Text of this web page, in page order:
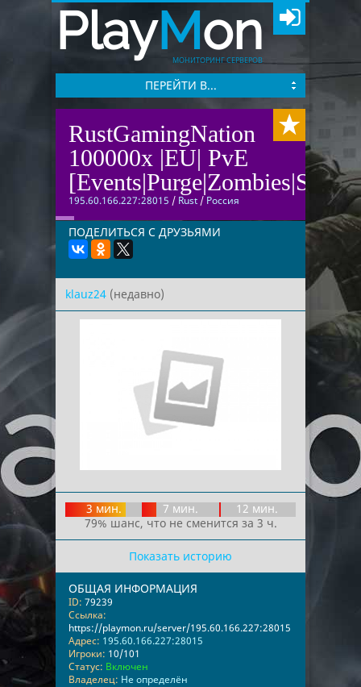
PlayMon
МОНИТОРИНГ СЕРВЕРОВ
ПЕРЕЙТИ В...
RustGamingNation
100000x |EU| PvE
195.60.166.227:28015 / Rust / Россия
ПОДЕЛИТЬСЯ С ДРУЗЬЯМИ
klauz24 (недавно)
3 мин. 7 мин.
12 мин.
79% шанс, что не сменится за 3 ч.
Показать историю
ОБЩАЯ ИНФОРМАЦИЯ
ID: 79239
Ссылка:
https://playmon.ru/server/195.60.166.227:28015
Адрес: 195.60.166.227:28015
Игроки: 10/101
Статус: Включен
Владелец: Не определён